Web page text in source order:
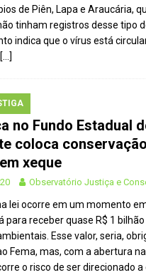
de Piên, Lapa e Araucária,
tinham registros desse tipo
indica que o vírus está
[…]
no Fundo Estadual
coloca
xeque
Observatório Justiça e
lei ocorre em um momento
para receber quase R$ 1
Esse valor, seria,
Fema, mas, com a abertura
o risco de ser direcionado a